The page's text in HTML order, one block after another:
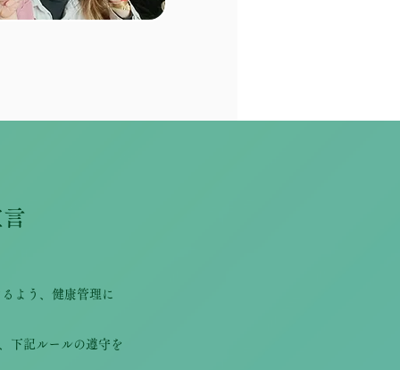
よう、健康管理に
下記ルールの遵守を